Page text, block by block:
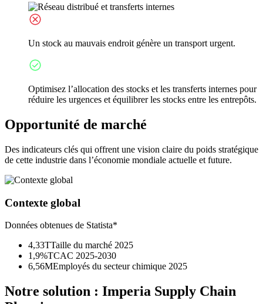
Un stock au mauvais endroit génère un transport urgent.
Optimisez l’allocation des stocks et les transferts internes pour
réduire les urgences et équilibrer les stocks entre les entrepôts.
Opportunité de marché
Des indicateurs clés qui offrent une vision claire du poids stratégique
de cette industrie dans l’économie mondiale actuelle et future.
Contexte global
Données obtenues de Statista*
4,33TTaille du marché 2025
1,9%TCAC 2025-2030
6,56MEmployés du secteur chimique 2025
Notre solution : Imperia Supply Chain